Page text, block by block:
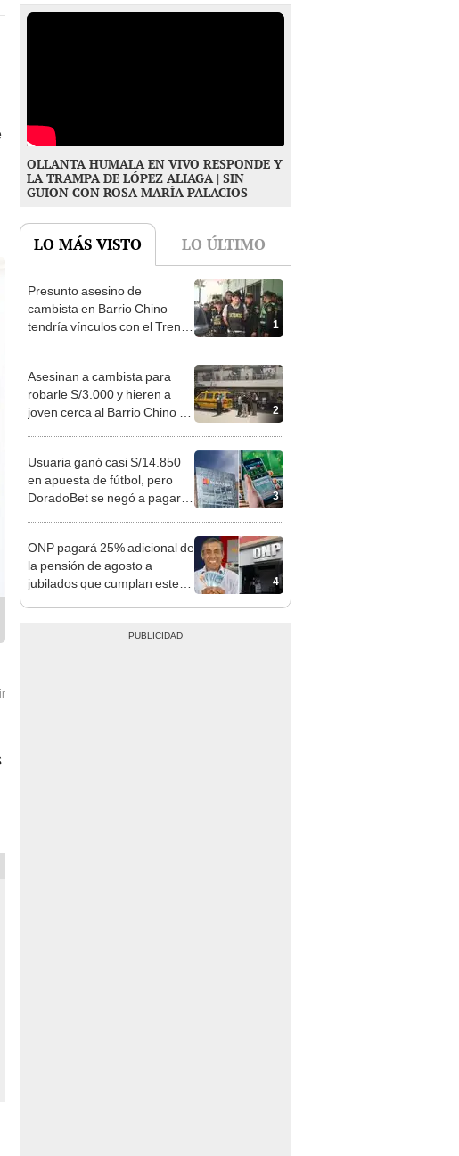
OLLANTA HUMALA EN VIVO RESPONDE Y
LA TRAMPA DE LÓPEZ ALIAGA | SIN
GUION CON ROSA MARÍA PALACIOS
LO MÁS VISTO
1
cambista en Barrio Chino
tendría vínculos con el Tren
de Aragua: PNP revela
2
Asesinan a cambista para
robarle S/3.000 y hieren a
joven cerca al Barrio Chino en
Lima Cercado
3
Usuaria ganó casi S/14.850
en apuesta de fútbol, pero
DoradoBet se negó a pagar:
Indecopi multó a la empresa
4
ONP pagará 25% adicional de
la pensión de agosto a
jubilados que cumplan este
requisito: ¿cómo saber si soy